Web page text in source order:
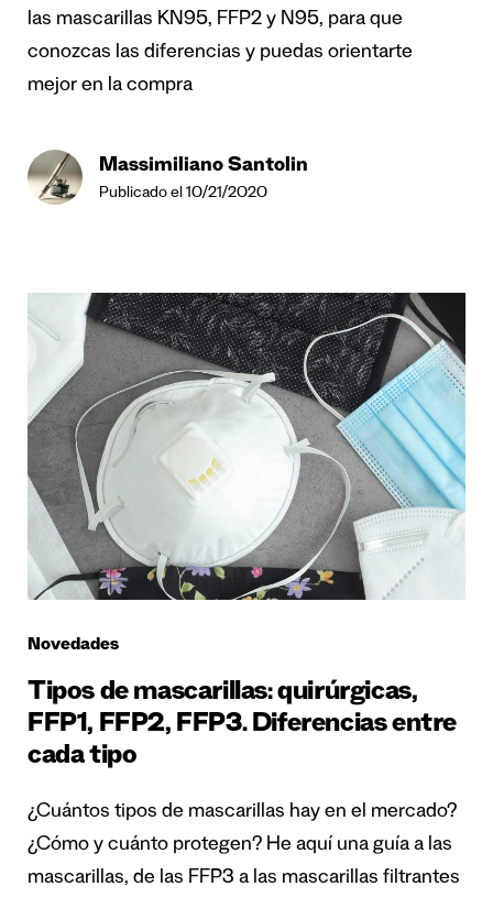
las mascarillas KN95, FFP2 y N95, para que
conozcas las diferencias y puedas orientarte
mejor en la compra
Massimiliano Santolin
Publicado el 10/21/2020
Novedades
Tipos de mascarillas: quirúrgicas,
FFP1, FFP2, FFP3. Diferencias entre
cada tipo
¿Cuántos tipos de mascarillas hay en el mercado?
¿Cómo y cuánto protegen? He aquí una guía a las
mascarillas, de las FFP3 a las mascarillas filtrantes